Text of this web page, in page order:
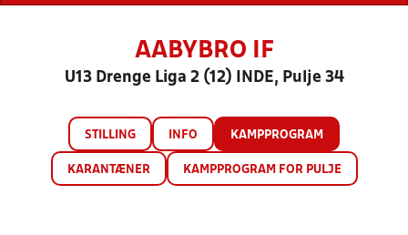
AABYBRO IF
U13 Drenge Liga 2 (12) INDE, Pulje 34
STILLING INFO KAMPPROGRAM
KARANTÆNER KAMPPROGRAM FOR PULJE